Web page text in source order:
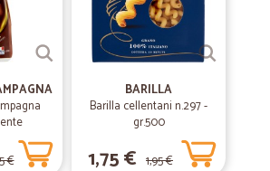
ml
€
BARILLA
Barilla cellentani n.297 -
gr.500
1,75 € 1,95 €